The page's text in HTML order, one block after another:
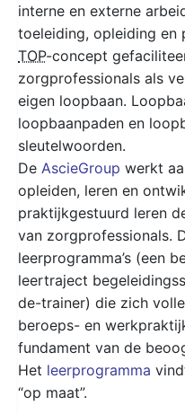
interne en externe
toeleiding, opleiding en
TOP-concept
zorgprofessionals als
eigen loopbaan.
loopbaanpaden en
sleutelwoorden.
De AscieGroup werkt
opleiden, leren en
praktijkgestuurd leren
van zorgprofessionals.
leerprogramma’s (een
leertraject
de-trainer) die zich
beroeps- en
fundament van de
Het leerprogramma
“op maat”.